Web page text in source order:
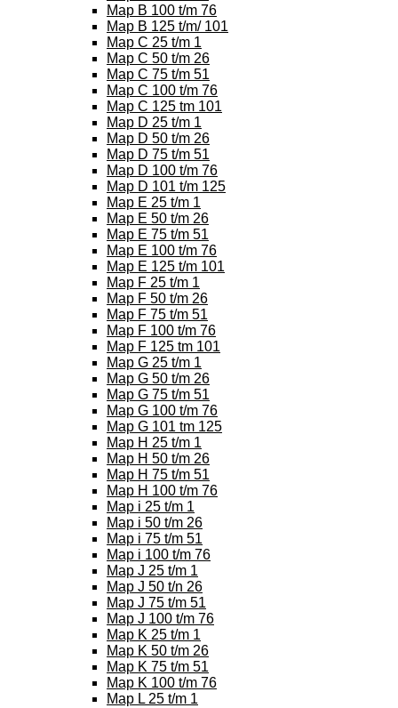
Map B 100 t/m 76
Map B 125 t/m/ 101
Map C 25 t/m 1
Map C 50 t/m 26
Map C 75 t/m 51
Map C 100 t/m 76
Map C 125 tm 101
Map D 25 t/m 1
Map D 50 t/m 26
Map D 75 t/m 51
Map D 100 t/m 76
Map D 101 t/m 125
Map E 25 t/m 1
Map E 50 t/m 26
Map E 75 t/m 51
Map E 100 t/m 76
Map E 125 t/m 101
Map F 25 t/m 1
Map F 50 t/m 26
Map F 75 t/m 51
Map F 100 t/m 76
Map F 125 tm 101
Map G 25 t/m 1
Map G 50 t/m 26
Map G 75 t/m 51
Map G 100 t/m 76
Map G 101 tm 125
Map H 25 t/m 1
Map H 50 t/m 26
Map H 75 t/m 51
Map H 100 t/m 76
Map i 25 t/m 1
Map i 50 t/m 26
Map i 75 t/m 51
Map i 100 t/m 76
Map J 25 t/m 1
Map J 50 t/n 26
Map J 75 t/m 51
Map J 100 t/m 76
Map K 25 t/m 1
Map K 50 t/m 26
Map K 75 t/m 51
Map K 100 t/m 76
Map L 25 t/m 1